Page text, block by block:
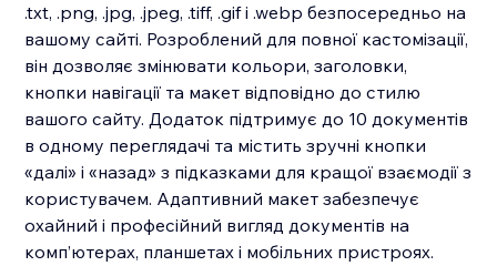
.txt, .png, .jpg, .jpeg, .tiff, .gif і .webp безпосередньо на
вашому сайті. Розроблений для повної кастомізації,
він дозволяє змінювати кольори, заголовки,
кнопки навігації та макет відповідно до стилю
вашого сайту. Додаток підтримує до 10 документів
в одному переглядачі та містить зручні кнопки
«далі» і «назад» з підказками для кращої взаємодії з
користувачем. Адаптивний макет забезпечує
охайний і професійний вигляд документів на
комп’ютерах, планшетах і мобільних пристроях.